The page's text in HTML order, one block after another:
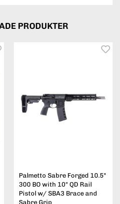
PRODUKTER
Palmetto Sabre Forged 10.5"
300 BO with 10" QD Rail
Pistol w/ SBA3 Brace and
Sabre Grip